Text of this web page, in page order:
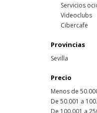
Servicios
Videoclubs
Cibercafe
Provincias
Sevilla
Precio
Menos de
De 50.001 a
De 100.001 a